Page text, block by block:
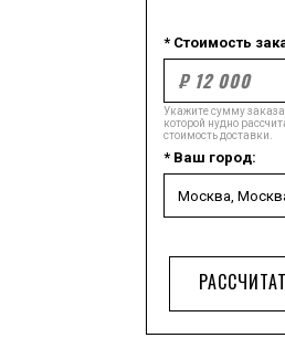
* Стоимость
Укажите сумму
которой нудно
стоимость доставки.
* Ваш город: